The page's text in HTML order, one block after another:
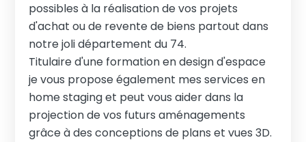
possibles à la réalisation de vos projets
d'achat ou de revente de biens partout dans
notre joli département du 74.
Titulaire d'une formation en design d'espace
je vous propose également mes services en
home staging et peut vous aider dans la
projection de vos futurs aménagements
grâce à des conceptions de plans et vues 3D.